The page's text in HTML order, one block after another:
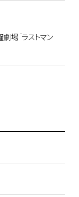
場「ラストマン